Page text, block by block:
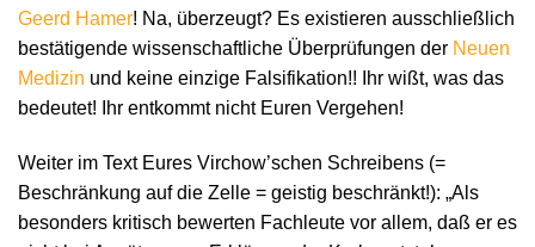
Geerd Hamer! Na, überzeugt? Es existieren ausschließlich
bestätigende wissenschaftliche Überprüfungen der Neuen
Medizin und keine einzige Falsifikation!! Ihr wißt, was das
bedeutet! Ihr entkommt nicht Euren Vergehen!
Weiter im Text Eures Virchow’schen Schreibens (=
Beschränkung auf die Zelle = geistig beschränkt!): „Als
besonders kritisch bewerten Fachleute vor allem, daß er es